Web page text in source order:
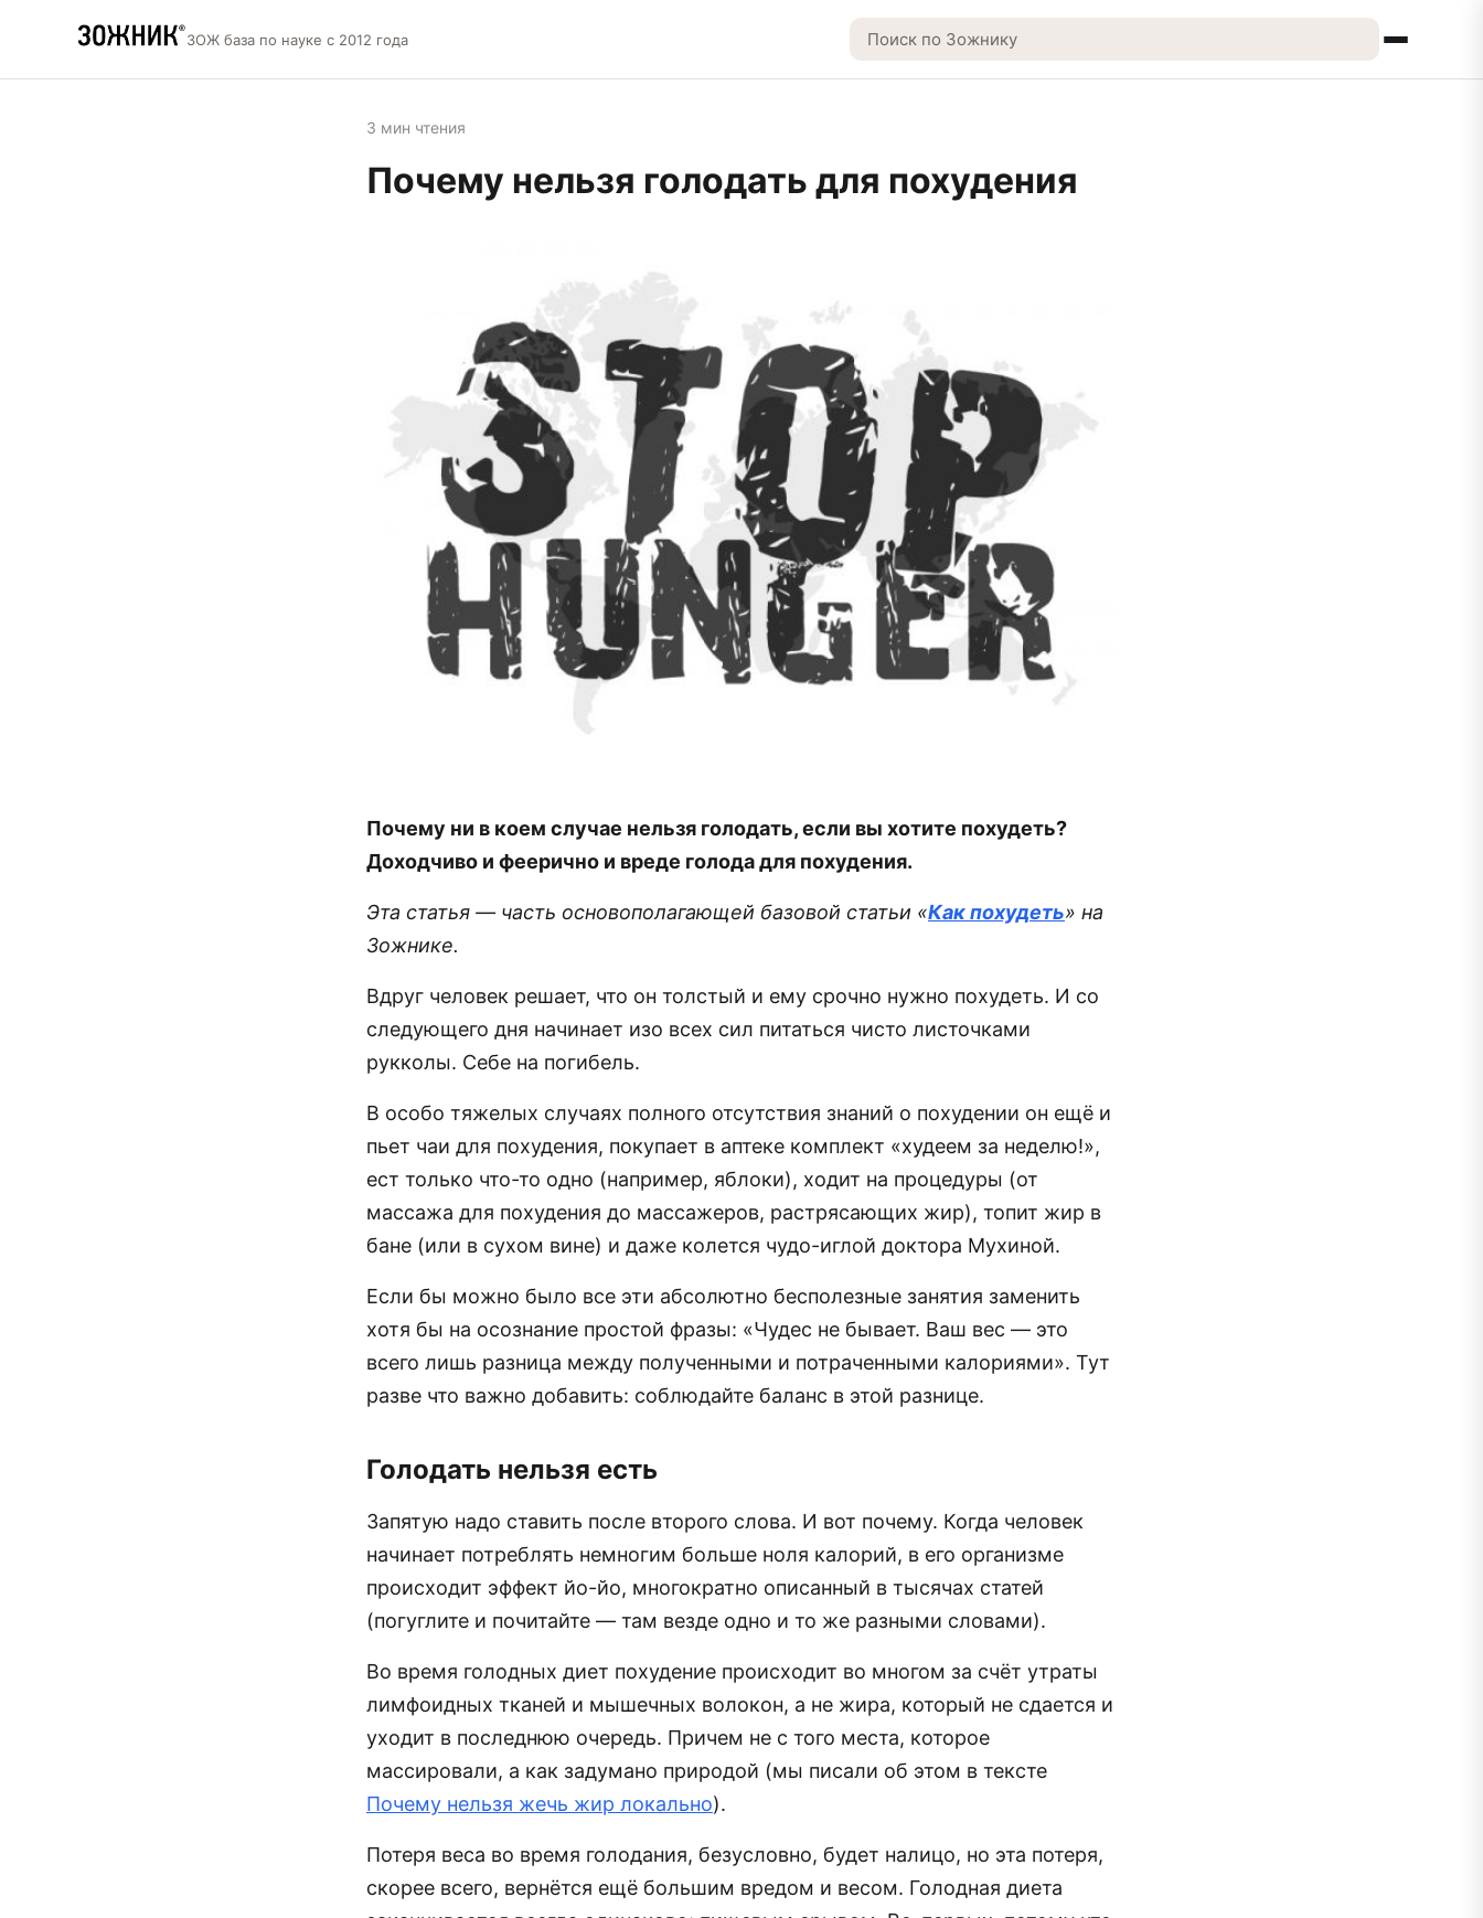
ЗОЖ база по науке с 2012 года
3 мин чтения
Почему нельзя голодать для похудения
Почему ни в коем случае нельзя голодать, если вы хотите похудеть?
Доходчиво и феерично и вреде голода для похудения.
Эта статья — часть основополагающей базовой статьи «Как похудеть» на
Зожнике.
Вдруг человек решает, что он толстый и ему срочно нужно похудеть. И со
следующего дня начинает изо всех сил питаться чисто листочками
рукколы. Себе на погибель.
В особо тяжелых случаях полного отсутствия знаний о похудении он ещё и
пьет чаи для похудения, покупает в аптеке комплект «худеем за неделю!»,
ест только что-то одно (например, яблоки), ходит на процедуры (от
массажа для похудения до массажеров, растрясающих жир), топит жир в
бане (или в сухом вине) и даже колется чудо-иглой доктора Мухиной.
Если бы можно было все эти абсолютно бесполезные занятия заменить
хотя бы на осознание простой фразы: «Чудес не бывает. Ваш вес — это
всего лишь разница между полученными и потраченными калориями». Тут
разве что важно добавить: соблюдайте баланс в этой разнице.
Голодать нельзя есть
Запятую надо ставить после второго слова. И вот почему. Когда человек
начинает потреблять немногим больше ноля калорий, в его организме
происходит эффект йо-йо, многократно описанный в тысячах статей
(погуглите и почитайте — там везде одно и то же разными словами).
Во время голодных диет похудение происходит во многом за счёт утраты
лимфоидных тканей и мышечных волокон, а не жира, который не сдается и
уходит в последнюю очередь. Причем не с того места, которое
массировали, а как задумано природой (мы писали об этом в тексте
Почему нельзя жечь жир локально).
Потеря веса во время голодания, безусловно, будет налицо, но эта потеря,
скорее всего, вернётся ещё большим вредом и весом. Голодная диета